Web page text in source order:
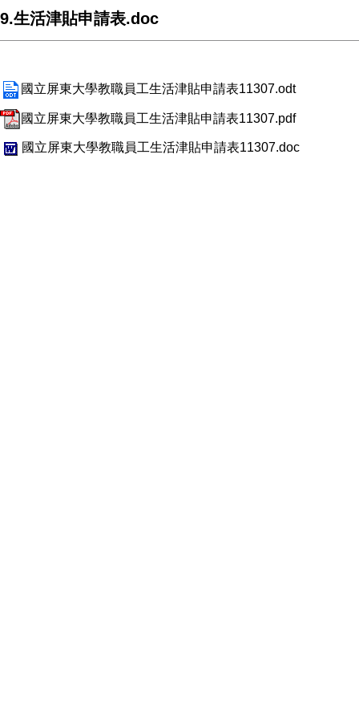
9.生活津貼申請表.doc
國立屏東大學教職員工生活津貼申請表11307.odt
國立屏東大學教職員工生活津貼申請表11307.pdf
國立屏東大學教職員工生活津貼申請表11307.doc